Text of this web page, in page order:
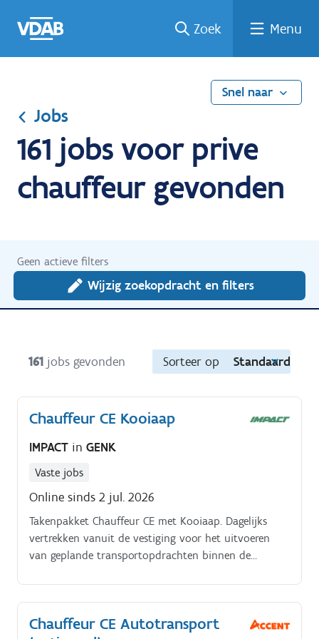
naar
een
een
job
naar
Zoek Menu
Snel naar
Jobs
161 jobs voor prive
chauffeur gevonden
Geen actieve filters
Wijzig zoekopdracht en filters
161 jobs gevonden Sorteer op Standaard
Chauffeur CE Kooiaap
IMPACT in GENK
Vaste jobs
Online sinds 2 jul. 2026
Takenpakket Chauffeur CE met Kooiaap. Dagelijks
vertrekken vanuit de vestiging voor het uitvoeren
van geplande transportopdrachten binnen de
klanten in België, Nederland en Luxemburg Laden en
lossen van goederen bij klanten volgens de geldende
veiligheids- en kwaliteitsvoorschriften Zelfstandig
Chauffeur CE Autotransport